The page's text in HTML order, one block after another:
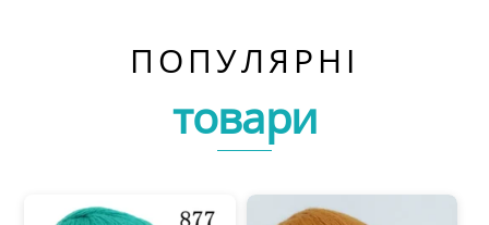
ПОПУЛЯРНІ
товари